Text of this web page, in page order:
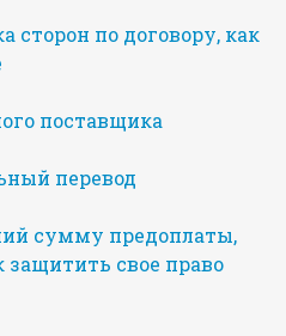
сторон по договору, как
поставщика
перевод
сумму предоплаты,
защитить свое право